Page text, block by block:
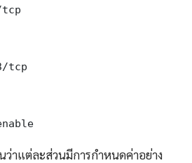
tcp
ว่าแต่ละส่วนมีการกำหนดค่าอย่าง